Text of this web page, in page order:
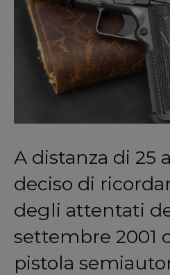
A distanza di 25
deciso di
degli attentati
settembre 2001
pistola